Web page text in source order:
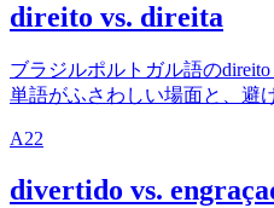
direito vs. direita
ブラジルポルトガル語の
単語がふさわしい場面と、避
A22
divertido vs.